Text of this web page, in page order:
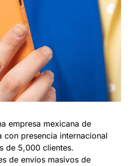
empresa mexicana de
presencia internacional
de 5,000 clientes.
de envíos masivos de